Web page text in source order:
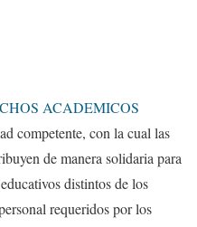
ACADEMICOS
competente, con la cual las
de manera solidaria para
distintos de los
requeridos por los